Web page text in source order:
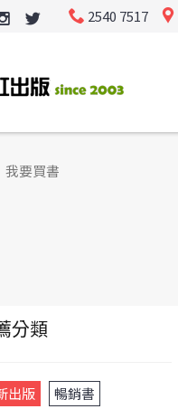
2540 7517
我要買書
分類
出版
暢銷書